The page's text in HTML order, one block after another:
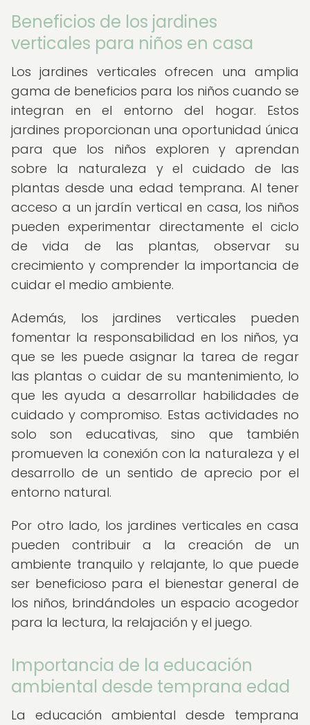
Beneficios de los jardines
verticales para niños en casa
Los jardines verticales ofrecen una amplia
gama de beneficios para los niños cuando se
integran en el entorno del hogar. Estos
jardines proporcionan una oportunidad única
para que los niños exploren y aprendan
sobre la naturaleza y el cuidado de las
plantas desde una edad temprana. Al tener
acceso a un jardín vertical en casa, los niños
pueden experimentar directamente el ciclo
de vida de las plantas, observar su
crecimiento y comprender la importancia de
cuidar el medio ambiente.
Además, los jardines verticales pueden
fomentar la responsabilidad en los niños, ya
que se les puede asignar la tarea de regar
las plantas o cuidar de su mantenimiento, lo
que les ayuda a desarrollar habilidades de
cuidado y compromiso. Estas actividades no
solo son educativas, sino que también
promueven la conexión con la naturaleza y el
desarrollo de un sentido de aprecio por el
entorno natural.
Por otro lado, los jardines verticales en casa
pueden contribuir a la creación de un
ambiente tranquilo y relajante, lo que puede
ser beneficioso para el bienestar general de
los niños, brindándoles un espacio acogedor
para la lectura, la relajación y el juego.
Importancia de la educación
ambiental desde temprana edad
La educación ambiental desde temprana